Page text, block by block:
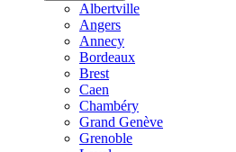
Albertville
Angers
Annecy
Bordeaux
Brest
Caen
Chambéry
Grand Genève
Grenoble